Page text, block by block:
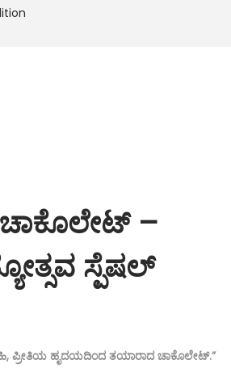
–
ಸ್ಪೆಷಲ್
ಪ್ರೀತಿಯ ಹೃದಯದಿಂದ ತಯಾರಾದ ಚಾಕೊಲೇಟ್.”